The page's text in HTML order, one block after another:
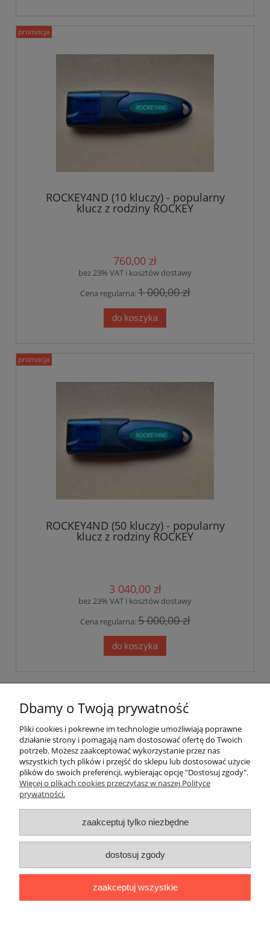
ROCKEY4ND (10 kluczy) - popularny
klucz z rodziny ROCKEY
760,00 zł
bez 23% VAT i kosztów dostawy
Cena regularna:1 000,00 zł
do koszyka
promocja
ROCKEY4ND (50 kluczy) - popularny
klucz z rodziny ROCKEY
3 040,00 zł
bez 23% VAT i kosztów dostawy
Cena regularna:5 000,00 zł
do koszyka
promocja
Moje konto
Kontakt
Dbamy o Twoją prywatność
Pliki cookies i pokrewne im technologie umożliwiają poprawne
działanie strony i pomagają nam dostosować ofertę do Twoich
potrzeb. Możesz zaakceptować wykorzystanie przez nas
wszystkich tych plików i przejść do sklepu lub dostosować użycie
plików do swoich preferencji, wybierając opcję "Dostosuj zgody".
Więcej o plikach cookies przeczytasz w naszej Polityce
prywatności.
zaakceptuj tylko niezbędne
dostosuj zgody
zaakceptuj wszystkie